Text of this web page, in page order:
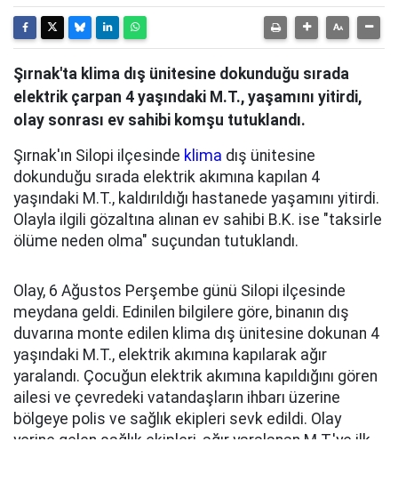
Şırnak'ta klima dış ünitesine dokunduğu sırada
elektrik çarpan 4 yaşındaki M.T., yaşamını yitirdi,
olay sonrası ev sahibi komşu tutuklandı.
Şırnak'ın Silopi ilçesinde klima dış ünitesine
dokunduğu sırada elektrik akımına kapılan 4
yaşındaki M.T., kaldırıldığı hastanede yaşamını yitirdi.
Olayla ilgili gözaltına alınan ev sahibi B.K. ise "taksirle
ölüme neden olma" suçundan tutuklandı.
Olay, 6 Ağustos Perşembe günü Silopi ilçesinde
meydana geldi. Edinilen bilgilere göre, binanın dış
duvarına monte edilen klima dış ünitesine dokunan 4
yaşındaki M.T., elektrik akımına kapılarak ağır
yaralandı. Çocuğun elektrik akımına kapıldığını gören
ailesi ve çevredeki vatandaşların ihbarı üzerine
bölgeye polis ve sağlık ekipleri sevk edildi. Olay
yerine gelen sağlık ekipleri, ağır yaralanan M.T.'ye ilk